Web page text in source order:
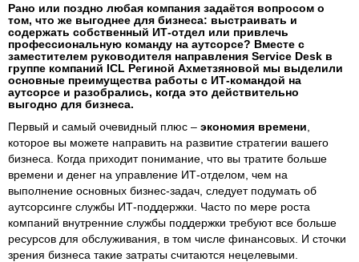
Рано или поздно любая компания задаётся вопросом о
том, что же выгоднее для бизнеса: выстраивать и
содержать собственный ИТ-отдел или привлечь
профессиональную команду на аутсорсе? Вместе с
заместителем руководителя направления Service Desk в
группе компаний ICL Региной Ахметзяновой мы выделили
основные преимущества работы с ИТ-командой на
аутсорсе и разобрались, когда это действительно
выгодно для бизнеса.
Первый и самый очевидный плюс – экономия времени
которое вы можете направить на развитие стратегии вашего
бизнеса. Когда приходит понимание, что вы тратите больше
времени и денег на управление ИТ-отделом, чем на
выполнение основных бизнес-задач, следует подумать об
аутсорсинге службы ИТ-поддержки. Часто по мере роста
компаний внутренние службы поддержки требуют все больше
ресурсов для обслуживания, в том числе финансовых. И сточки
зрения бизнеса такие затраты считаются нецелевыми.